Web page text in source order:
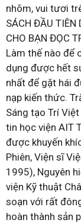
nhõm, vui tươi
SÁCH ĐẦU TIÊN
CHO BẠN ĐỌC
Làm thế nào để
dụng được hết
nhất để gặt hái
nạp kiến thức.
Sáng tạo Trí
tin học viện AIT
được khuyến
Phiên, Viện sĩ
1995), Nguyên
viện Kỹ thuật
soạn với rất
hoàn thành sản